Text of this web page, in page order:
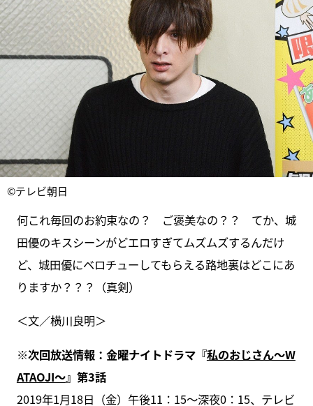
©テレビ朝日
何これ毎回のお約束なの？ ご褒美なの？？ てか、城
田優のキスシーンがどエロすぎてムズムズするんだけ
ど、城田優にベロチューしてもらえる路地裏はどこにあ
りますか？？？（真剣）
＜文／横川良明＞
※次回放送情報：金曜ナイトドラマ『私のおじさん～W
ATAOJI～』第3話
2019年1月18日（金）午後11：15～深夜0：15、テレビ